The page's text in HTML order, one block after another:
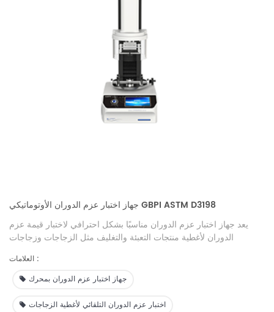
جهاز اختبار عزم الدوران الأوتوماتيكي GBPI ASTM D3198
يعد جهاز اختبار عزم الدوران مناسبًا بشكل احترافي لاختبار قيمة عزم
الدوران لأغطية منتجات التعبئة والتغليف مثل الزجاجات وزجاجات
مثالية للاختبار دون الاتصال بالإنترنت أو عبر الإنترنت لوحدات الإنتاج في
صناعة التعبئة والتغليف.
العلامات :
جهاز اختبار عزم الدوران بمحرك
اختبار عزم الدوران التلقائي لأغطية الزجاجات